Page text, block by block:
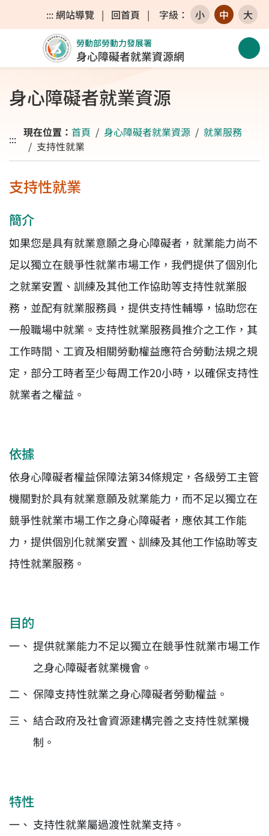
跳至主要內容區
跳至主要選單
跳至網站搜尋
:::網站導覽 | 回首頁 | 字級 ： 小 中 大
點選開啟選單
勞動部勞動力發展署
身心障礙者就業資源網 開
身心障礙者就業資源
::: 現在位置： 首頁 身心障礙者就業資源
就業服務
支持性就業
支持性就業
簡介
如果您是具有就業意願之身心障礙者，就業能力尚不
足以獨立在競爭性就業市場工作，我們提供了個別化
之就業安置、訓練及其他工作協助等支持性就業服
務，並配有就業服務員，提供支持性輔導，協助您在
一般職場中就業。支持性就業服務員推介之工作，其
工作時間、工資及相關勞動權益應符合勞動法規之規
定，部分工時者至少每周工作20小時，以確保支持性
就業者之權益。
依據
依身心障礙者權益保障法第34條規定，各級勞工主管
機關對於具有就業意願及就業能力，而不足以獨立在
競爭性就業市場工作之身心障礙者，應依其工作能
力，提供個別化就業安置、訓練及其他工作協助等支
持性就業服務。
目的
提供就業能力不足以獨立在競爭性就業市場工作
之身心障礙者就業機會。
保障支持性就業之身心障礙者勞動權益。
結合政府及社會資源建構完善之支持性就業機
制。
特性
支持性就業屬過渡性就業支持。